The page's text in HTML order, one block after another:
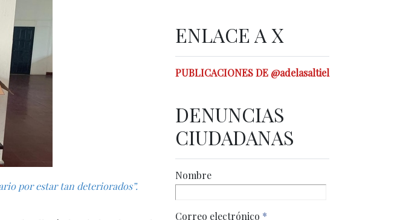
por estar tan deteriorados”.
ENLACE A X
PUBLICACIONES DE @adelasaltiel
DENUNCIAS
CIUDADANAS
Nombre
Correo electrónico *